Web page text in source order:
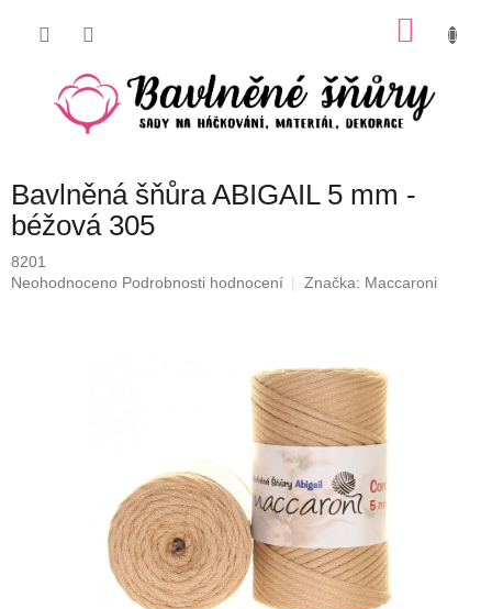
Bavlněná šňůra ABIGAIL 5 mm -
béžová 305
8201
Průměrné
Neohodnoceno Podrobnosti hodnocení Značka: Maccaroni